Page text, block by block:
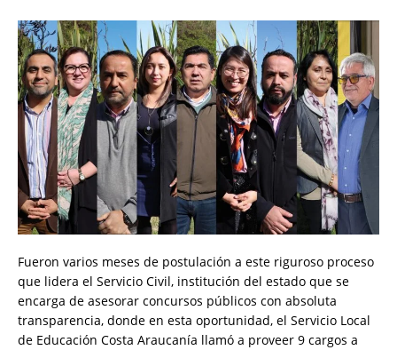
Fueron varios meses de postulación a este riguroso proceso
que lidera el Servicio Civil, institución del estado que se
encarga de asesorar concursos públicos con absoluta
transparencia, donde en esta oportunidad, el Servicio Local
de Educación Costa Araucanía llamó a proveer 9 cargos a